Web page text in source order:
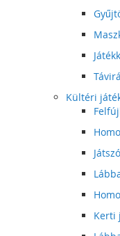
Kültéri
Kerti